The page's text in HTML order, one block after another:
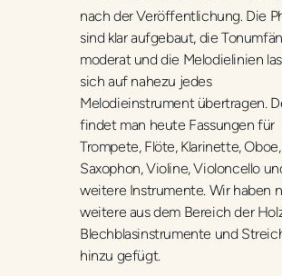
nach der Veröffentlichung. Die
sind klar aufgebaut, die
moderat und die Melodielinien
sich auf nahezu jedes
Melodieinstrument übertragen.
findet man heute Fassungen für
Trompete, Flöte, Klarinette, Oboe,
Saxophon, Violine, Violoncello
weitere Instrumente. Wir haben
weitere aus dem Bereich der
Blechblasinstrumente und
hinzu gefügt.